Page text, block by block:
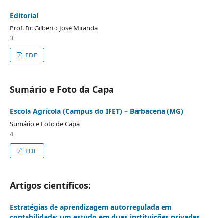
Editorial
Prof. Dr. Gilberto José Miranda
3
PDF
Sumário e Foto da Capa
Escola Agrícola (Campus do IFET) – Barbacena (MG)
Sumário e Foto de Capa
4
PDF
Artigos científicos:
Estratégias de aprendizagem autorregulada em